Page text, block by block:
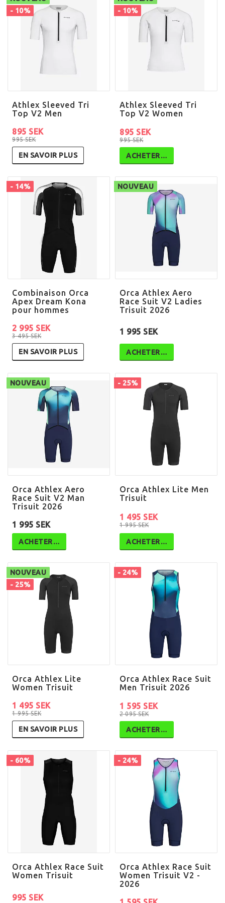
- 10%
Athlex Sleeved Tri
Top V2 Men
995 SEK
895 SEK
EN SAVOIR PLUS
- 10%
Athlex Sleeved Tri
Top V2 Women
995 SEK
895 SEK
ACHETER…
- 14%
Combinaison Orca
Apex Dream Kona
pour hommes
3 495 SEK
2 995 SEK
EN SAVOIR PLUS
NOUVEAU
Orca Athlex Aero
Race Suit V2 Ladies
Trisuit 2026
1 995 SEK
ACHETER…
NOUVEAU
Orca Athlex Aero
Race Suit V2 Man
Trisuit 2026
1 995 SEK
ACHETER…
- 25%
Orca Athlex Lite Men
Trisuit
1 995 SEK
1 495 SEK
ACHETER…
NOUVEAU
- 25%
Orca Athlex Lite
Women Trisuit
1 995 SEK
1 495 SEK
EN SAVOIR PLUS
- 24%
Orca Athlex Race Suit
Men Trisuit 2026
2 095 SEK
1 595 SEK
ACHETER…
- 60%
Orca Athlex Race Suit
Women Trisuit
995 SEK
- 24%
Orca Athlex Race Suit
Women Trisuit V2 -
2026